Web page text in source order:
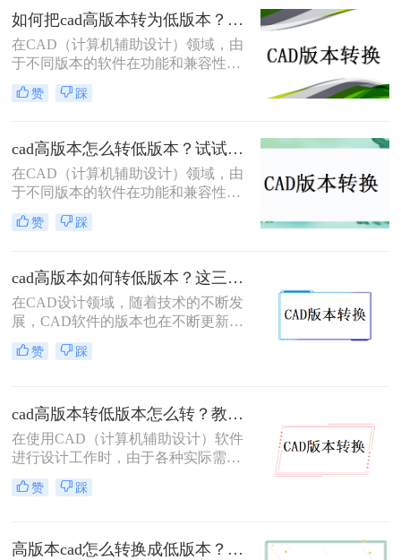
呢？本文将详细介绍几种将CAD高版
本转换成低版本的方法，帮助用户轻
松应对这一需求。
如何把cad高版本转为低版本？这3个方法轻松转换cad图纸版本！
在CAD（计算机辅助设计）领域，由
于不同版本的软件在功能和兼容性上
存在差异，有时需要将高版本的CAD
文件转换为低版本以确保其能在特定
如何把cad高版本转为低版本呢？以下
是一些常用的方法来实现CAD高版本
到低版本的转换。
赞 踩
cad高版本怎么转低版本？试试看这三个方法！
在CAD（计算机辅助设计）领域，由
于不同版本的软件在功能和兼容性上
的差异，经常需要将高版本的CAD文
件转换为低版本以满足特定的软件版
容性。那么cad高版本怎么转低版本
呢？以下将详细介绍几种将CAD高版
本转换为低版本的方法。
赞 踩
cad高版本如何转低版本？这三种方法很好用！
在CAD设计领域，随着技术的不断发
展，CAD软件的版本也在不断更新。
然而，由于各种原因，我们有时需要
将高版本的CAD文件转换为低版本，
转低版本呢？本文将详细介绍CAD高
版本转低版本的几种方法，帮助大家
高效、准确地完成这一操作。
赞 踩
cad高版本转低版本怎么转？教你3个小妙招轻松搞定！
在使用CAD（计算机辅助设计）软件
进行设计工作时，由于各种实际需
求，我们常常需要将CAD文件从高版
本转换为低版本。这可能是因为旧版
而需要降低版本。那么cad高版本转低
赞 踩
高版本cad怎么转换成低版本？这三个转换方法非常简单！